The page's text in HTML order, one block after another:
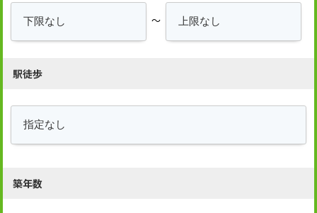
～
駅徒歩
築年数